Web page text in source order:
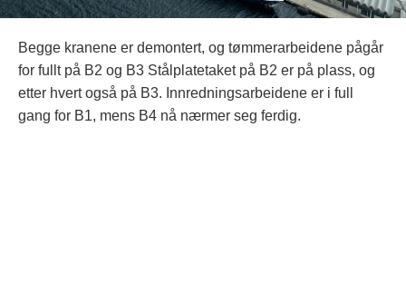
Begge kranene er demontert, og tømmerarbeidene pågår
for fullt på B2 og B3 Stålplatetaket på B2 er på plass, og
etter hvert også på B3. Innredningsarbeidene er i full
gang for B1, mens B4 nå nærmer seg ferdig.